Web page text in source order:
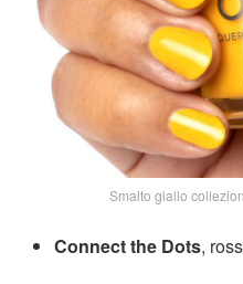
Smalto giallo
Connect the Dots,